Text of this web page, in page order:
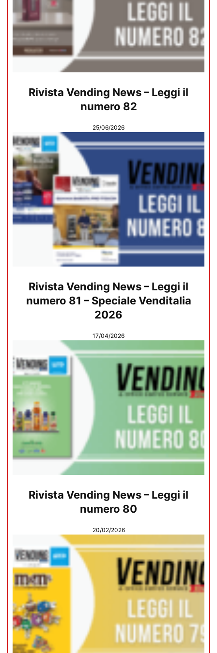
Rivista Vending News – Leggi il
numero 82
25/06/2026
Rivista Vending News – Leggi il
numero 81 – Speciale Venditalia
2026
17/04/2026
Rivista Vending News – Leggi il
numero 80
20/02/2026